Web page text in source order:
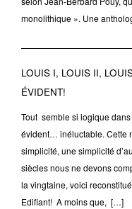
monolithique ». Une
LOUIS I, LOUIS II,
ÉVIDENT!
Tout semble si logique
évident… inéluctable. Cette
simplicité, une simplicité
siècles nous ne devons
la vingtaine, voici
Edifiant! A moins que, […]